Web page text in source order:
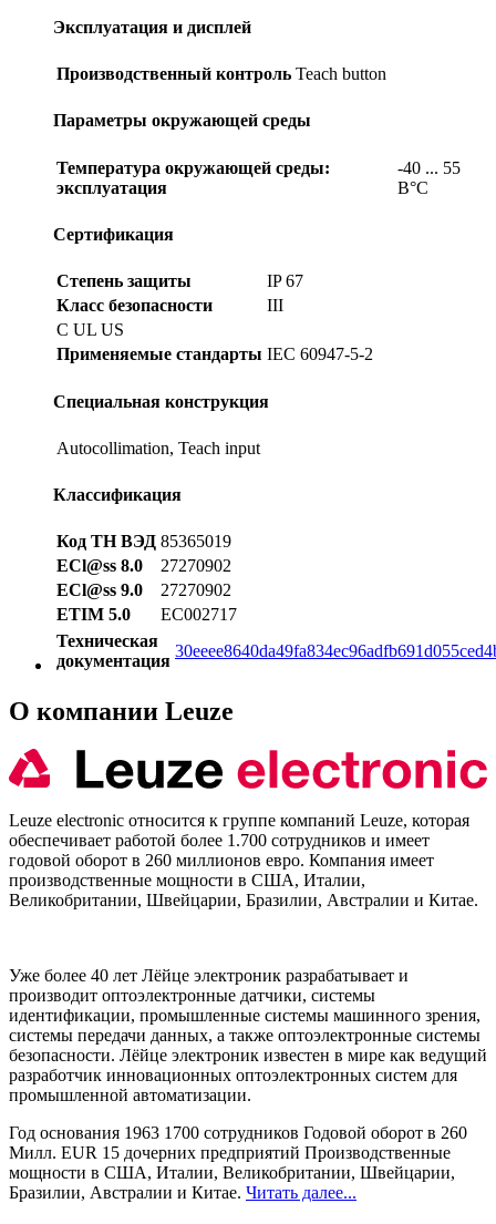
Эксплуатация и дисплей
Производственный контроль Teach button
Параметры окружающей среды
Температура окружающей среды:
эксплуатация
-40 ... 55
В°C
Сертификация
Степень защиты
IP 67
Класс безопасности
III
C UL US
Применяемые стандарты IEC 60947-5-2
Специальная конструкция
Autocollimation, Teach input
Классификация
Код ТН ВЭД 85365019
ECl@ss 8.0
27270902
ECl@ss 9.0
27270902
ETIM 5.0
EC002717
Техническая
документация
О компании Leuze
Leuze electronic относится к группе компаний Leuze, которая
обеспечивает работой более 1.700 сотрудников и имеет
годовой оборот в 260 миллионов евро. Компания имеет
производственные мощности в США, Италии,
Великобритании, Швейцарии, Бразилии, Австралии и Китае.
Уже более 40 лет Лёйце электроник разрабатывает и
производит оптоэлектронные датчики, системы
идентификации, промышленные системы машинного зрения,
системы передачи данных, а также оптоэлектронные системы
безопасности. Лёйце электроник известен в мире как ведущий
разработчик инновационных оптоэлектронных систем для
промышленной автоматизации.
Год основания 1963 1700 сотрудников Годовой оборот в 260
Милл. EUR 15 дочерних предприятий Производственные
мощности в США, Италии, Великобритании, Швейцарии,
Бразилии, Австралии и Китае. Читать далее...